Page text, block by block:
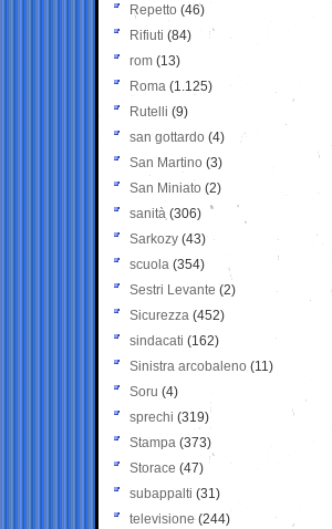
Repetto (46)
Rifiuti (84)
rom (13)
Roma (1.125)
Rutelli (9)
san gottardo (4)
San Martino (3)
San Miniato (2)
sanità (306)
Sarkozy (43)
scuola (354)
Sestri Levante (2)
Sicurezza (452)
sindacati (162)
Sinistra arcobaleno (11)
Soru (4)
sprechi (319)
Stampa (373)
Storace (47)
subappalti (31)
televisione(244)